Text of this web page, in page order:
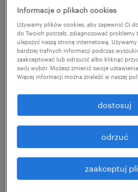
można liczyć.
Head hunter – kto
zostać?
zwany łowcą głów. Jego
jest pozyskiwanie talentów
wysokiego szczebla,
rekrutera, który może
zarówno doświadczonych
mniej wykwalifikowanych
Informacje o plikach cookies
Używamy plików cookies, aby zapewnić Ci
do Twoich potrzeb, zdiagnozować problemy
ulepszyć naszą stronę internetową.
bardziej trafnych informacji podczas
zaakceptować lub odrzucić albo kliknąć
swój wybór. Możesz zmienić swoje
Więcej informacji można znaleźć w naszej
zaakceptuj
odrzuć
dostosuj